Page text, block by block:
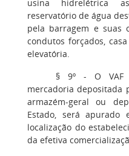
usina hidrelétrica
reservatório de água
pela barragem e suas
condutos forçados,
elevatória.
§ 9º - O VAF
mercadoria
armazém-geral ou
Estado, será
localização do
da efetiva